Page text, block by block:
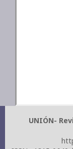
UNIÓN-